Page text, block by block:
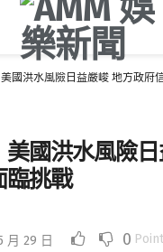
國洪水風險日益嚴峻 地方政府
國洪水風險
臨挑戰
月 29 日 0